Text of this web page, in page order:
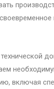
включая